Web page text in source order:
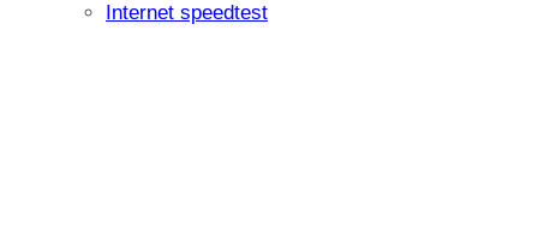
Internet speedtest